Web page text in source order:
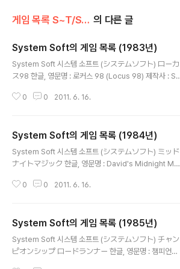
게임 목록 S~T/System Soft 의 다른 글
System Soft의 게임 목록 (1983년)
System Soft 시스템 소프트 (システムソフト) ローカ
ス98 한글, 영문명 : 로커스 98 (Locus 98) 제작사 : Sy
디어 : FD X ? 시나리오 : 캐릭터 디자인, 원화 : 음악 : 추가
등급 : 일반용 미디어 : FD X ? (PC-8801용, 1983년 9
월 출시), FD X ? 시나리오 : 캐릭터 디자인, 원화 : 음악 :
추가 정보 : 選挙98 한글, 영문명 : 선거 98 제작사 : Syst
미디어 : FD X..
0 0 2011. 6. 16.
System Soft의 게임 목록 (1984년)
System Soft 시스템 소프트 (システムソフト) ミッド
ナイトマジック 한글, 영문명 : David's Midnight Mag
년 장르 : 액션 등급 : 일반용 미디어 : FD X 1 (PC-8801
습니다. ミコとアケミのジャングルアドベンチャー 한
글, 영문명 : 미코와 아케미의 정글 어드벤처 제작사 : Syst
em Soft 출시일 : 1984년 3월 장르 : 어드벤처 등급 : 일
0 0 2011. 6. 16.
System Soft의 게임 목록 (1985년)
System Soft 시스템 소프트 (システムソフト) チャン
ピオンシップ ロードランナー 한글, 영문명 : 챔피언쉽